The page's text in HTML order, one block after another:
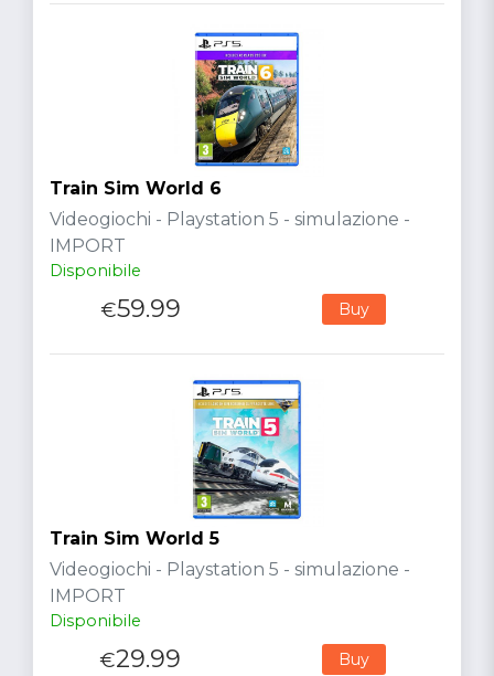
Train Sim World 6
Videogiochi - Playstation 5 - simulazione -
IMPORT
Disponibile
€59.99 Buy
Train Sim World 5
Videogiochi - Playstation 5 - simulazione -
IMPORT
Disponibile
€29.99 Buy